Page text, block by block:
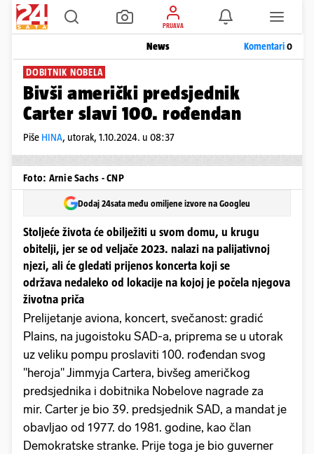
PRIJAVA
News Komentari0
DOBITNIK NOBELA
Bivši američki predsjednik
Carter slavi 100. rođendan
Piše HINA, utorak, 1.10.2024. u 08:37
Foto: Arnie Sachs - CNP
Dodaj 24sata među omiljene izvore na Googleu
Stoljeće života će obilježiti u svom domu, u krugu
obitelji, jer se od veljače 2023. nalazi na palijativnoj
njezi, ali će gledati prijenos koncerta koji se
održava nedaleko od lokacije na kojoj je počela njegova
životna priča
Prelijetanje aviona, koncert, svečanost: gradić
Plains, na jugoistoku SAD-a, priprema se u utorak
uz veliku pompu proslaviti 100. rođendan svog
"heroja" Jimmyja Cartera, bivšeg američkog
predsjednika i dobitnika Nobelove nagrade za
mir. Carter je bio 39. predsjednik SAD, a mandat je
obavljao od 1977. do 1981. godine, kao član
Demokratske stranke. Prije toga je bio guverner